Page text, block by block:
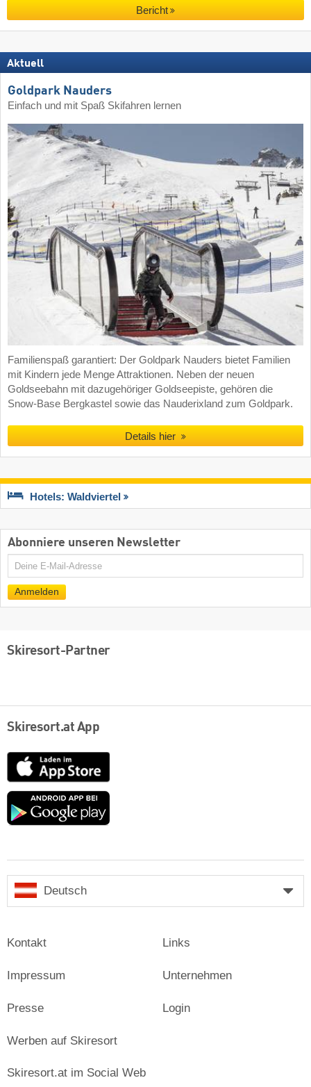
Bericht
Aktuell
Goldpark Nauders
Einfach und mit Spaß Skifahren lernen
Familienspaß garantiert: Der Goldpark Nauders bietet Familien
mit Kindern jede Menge Attraktionen. Neben der neuen
Goldseebahn mit dazugehöriger Goldseepiste, gehören die
Snow-Base Bergkastel sowie das Nauderixland zum Goldpark.
Details hier
Hotels: Waldviertel
Abonniere unseren Newsletter
E-
Anmelden
Skiresort-Partner
Skiresort.at App
App
Store
Google
Deutsch
Kontakt
Impressum
Presse
Links
Unternehmen
Login
Werben auf Skiresort
Skiresort.at im Social Web